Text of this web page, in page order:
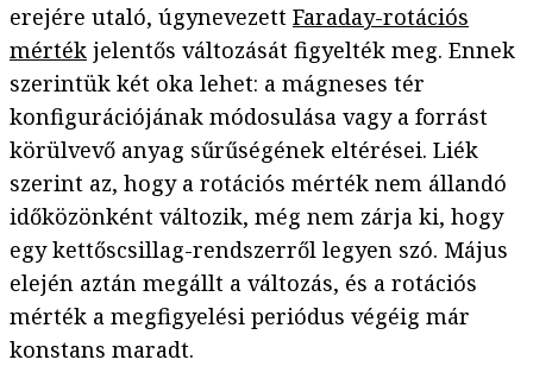
erejére utaló, úgynevezett Faraday-rotációs
mérték jelentős változását figyelték meg. Ennek
szerintük két oka lehet: a mágneses tér
konfigurációjának módosulása vagy a forrást
körülvevő anyag sűrűségének eltérései. Liék
szerint az, hogy a rotációs mérték nem állandó
időközönként változik, még nem zárja ki, hogy
egy kettőscsillag-rendszerről legyen szó. Május
elején aztán megállt a változás, és a rotációs
mérték a megfigyelési periódus végéig már
konstans maradt.